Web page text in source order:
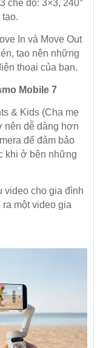
chế độ: 3×3, 240°
In và Move Out
tạo nên những
thoại của bạn.
Mobile 7
& Kids (Cha mẹ
nên dễ dàng hơn
để đảm bảo
khi ở bên những
video cho gia đình
một video gia